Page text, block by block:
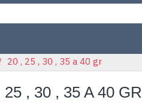
20 , 25 , 30 , 35 a 40 gr
25 , 30 , 35 A 40 GR